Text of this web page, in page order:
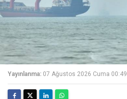
Yayınlanma: 07 Ağustos 2026 Cuma 00:49